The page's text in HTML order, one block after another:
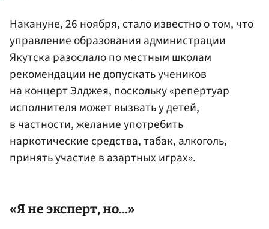
Накануне, 26 ноября, стало известно о том, что
управление образования администрации
Якутска разослало по местным школам
рекомендации не допускать учеников
на концерт Элджея, поскольку «репертуар
исполнителя может вызвать у детей,
в частности, желание употребить
наркотические средства, табак, алкоголь,
принять участие в азартных играх».
«Я не эксперт, но...»